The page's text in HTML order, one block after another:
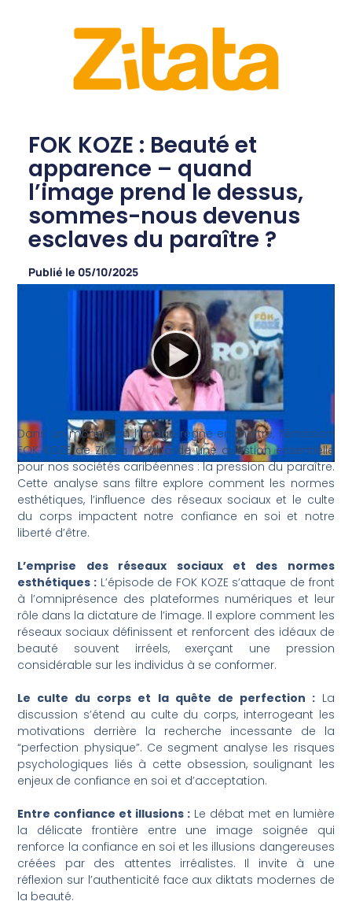
FOK KOZE : Beauté et
apparence – quand
l’image prend le dessus,
sommes-nous devenus
esclaves du paraître ?
Publié le 05/10/2025
Dans un monde où l’image règne en maître, l’émission
FOK KOZE de Zitata TV aborde une question essentielle
pour nos sociétés caribéennes : la pression du paraître.
Cette analyse sans filtre explore comment les normes
esthétiques, l’influence des réseaux sociaux et le culte
du corps impactent notre confiance en soi et notre
liberté d’être.
L’emprise des réseaux sociaux et des normes
esthétiques : L’épisode de FOK KOZE s’attaque de front
à l’omniprésence des plateformes numériques et leur
rôle dans la dictature de l’image. Il explore comment les
réseaux sociaux définissent et renforcent des idéaux de
beauté souvent irréels, exerçant une pression
considérable sur les individus à se conformer.
Le culte du corps et la quête de perfection :La
discussion s’étend au culte du corps, interrogeant les
motivations derrière la recherche incessante de la
“perfection physique”. Ce segment analyse les risques
psychologiques liés à cette obsession, soulignant les
enjeux de confiance en soi et d’acceptation.
Entre confiance et illusions : Le débat met en lumière
la délicate frontière entre une image soignée qui
renforce la confiance en soi et les illusions dangereuses
créées par des attentes irréalistes. Il invite à une
réflexion sur l’authenticité face aux diktats modernes de
la beauté.